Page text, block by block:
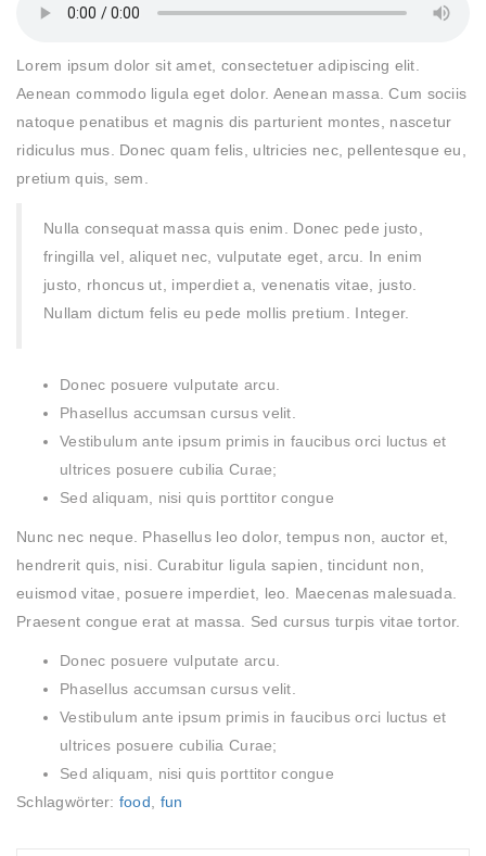
Lorem ipsum dolor sit amet, consectetuer adipiscing elit.
Aenean commodo ligula eget dolor. Aenean massa. Cum sociis
natoque penatibus et magnis dis parturient montes, nascetur
ridiculus mus. Donec quam felis, ultricies nec, pellentesque eu,
pretium quis, sem.
Nulla consequat massa quis enim. Donec pede justo,
fringilla vel, aliquet nec, vulputate eget, arcu. In enim
justo, rhoncus ut, imperdiet a, venenatis vitae, justo.
Nullam dictum felis eu pede mollis pretium. Integer.
Donec posuere vulputate arcu.
Phasellus accumsan cursus velit.
Vestibulum ante ipsum primis in faucibus orci luctus et
ultrices posuere cubilia Curae;
Sed aliquam, nisi quis porttitor congue
Nunc nec neque. Phasellus leo dolor, tempus non, auctor et,
hendrerit quis, nisi. Curabitur ligula sapien, tincidunt non,
euismod vitae, posuere imperdiet, leo. Maecenas malesuada.
Praesent congue erat at massa. Sed cursus turpis vitae tortor.
Donec posuere vulputate arcu.
Phasellus accumsan cursus velit.
Vestibulum ante ipsum primis in faucibus orci luctus et
ultrices posuere cubilia Curae;
Sed aliquam, nisi quis porttitor congue
Schlagwörter: food fun